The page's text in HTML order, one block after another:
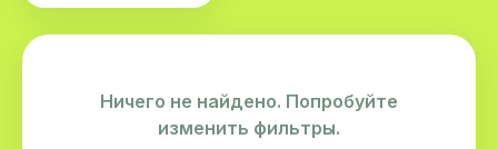
Ничего не найдено. Попробуйте
изменить фильтры.